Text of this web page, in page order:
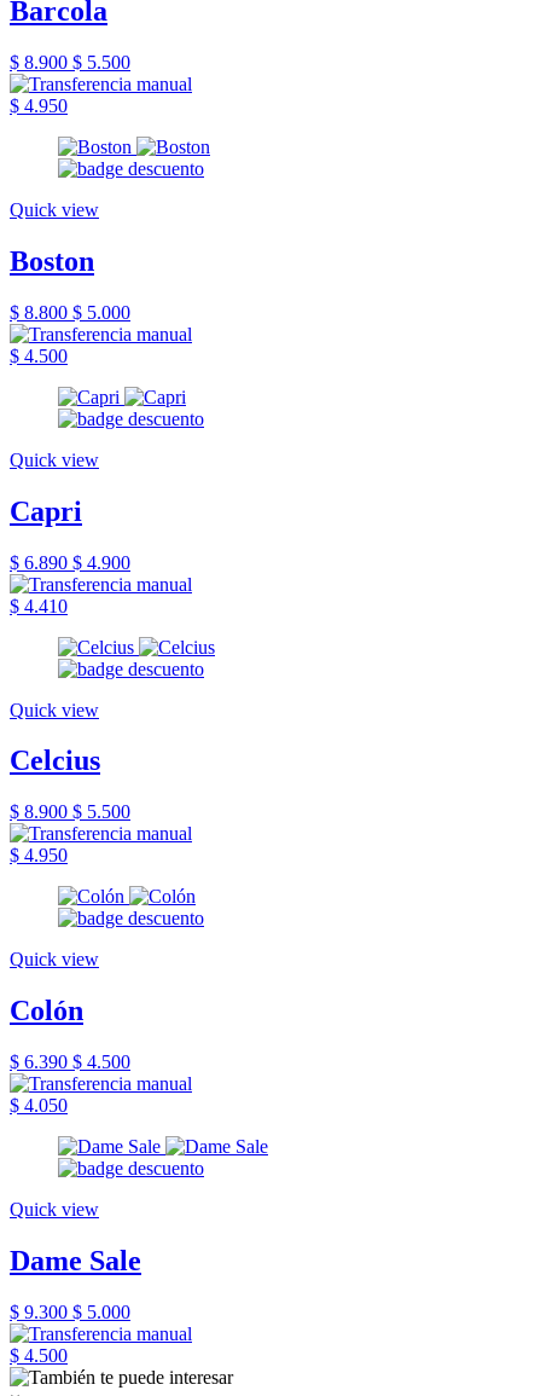
Barcola
$ 8.900 $ 5.500
$ 4.950
Quick view
Boston
$ 8.800 $ 5.000
$ 4.500
Quick view
Capri
$ 6.890 $ 4.900
$ 4.410
Quick view
Celcius
$ 8.900 $ 5.500
$ 4.950
Quick view
Colón
$ 6.390 $ 4.500
$ 4.050
Quick view
Dame Sale
$ 9.300 $ 5.000
$ 4.500